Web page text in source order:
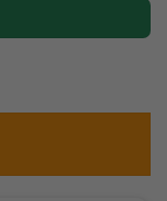
số lượng